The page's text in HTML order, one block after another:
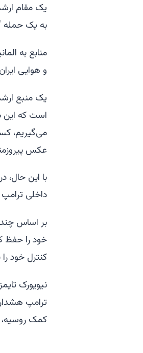
یک مقام
به یک حمله
منابع به
و هوایی
یک منبع
است که این
می‌گیریم،
عکس
با این
داخلی
بر اساس
خود را حفظ
کنترل خود
نیویورک
ترامپ هشدار
کمک روسیه،